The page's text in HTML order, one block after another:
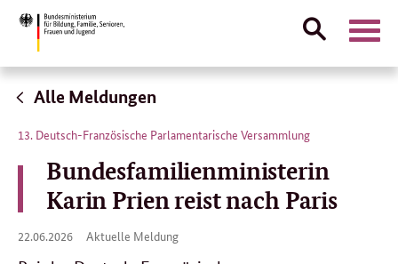
Direktlink:
Suche
Alle Meldungen
13. Deutsch-Französische Parlamentarische Versammlung
Bundesfamilienministerin
Karin Prien reist nach Paris
22.06.2026 22.Aktuelle Meldung